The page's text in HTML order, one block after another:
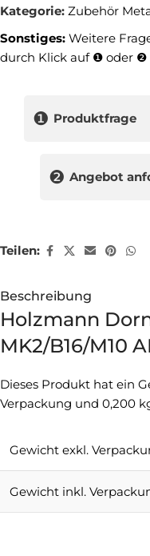
Kategorie: Zubehör
Sonstiges: Weitere
durch Klick auf ❶ oder ❷
❶ Produktfrage
❷ Angebot
Teilen:
Beschreibung
Holzmann
MK2/B16/M10
Dieses Produkt hat ein
Verpackung und 0,200
Gewicht exkl.
Gewicht inkl.